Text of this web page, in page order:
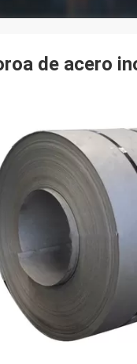
de acero